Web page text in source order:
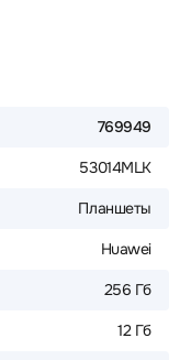
769949
53014MLK
Планшеты
Huawei
256 Гб
12 Гб